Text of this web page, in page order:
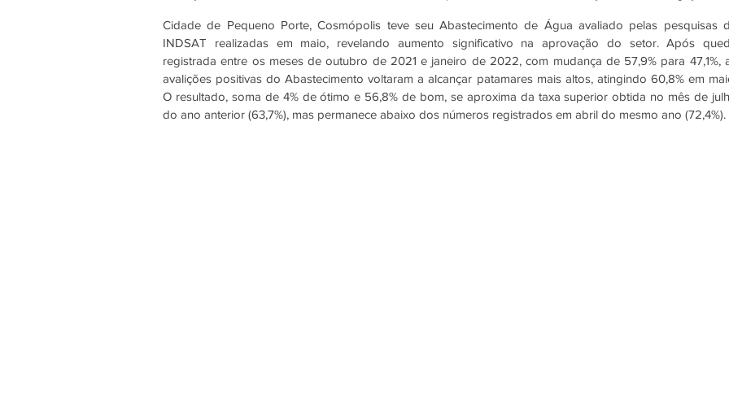
Cidade de Pequeno Porte, Cosmópolis teve seu Abastecimento de Água avaliado pelas pesquisas
INDSAT realizadas em maio, revelando aumento significativo na aprovação do setor. Após
registrada entre os meses de outubro de 2021 e janeiro de 2022, com mudança de 57,9% para 47,1%,
avalições positivas do Abastecimento voltaram a alcançar patamares mais altos, atingindo 60,8% em
O resultado, soma de 4% de ótimo e 56,8% de bom, se aproxima da taxa superior obtida no mês de
do ano anterior (63,7%), mas permanece abaixo dos números registrados em abril do mesmo ano (72,4%).